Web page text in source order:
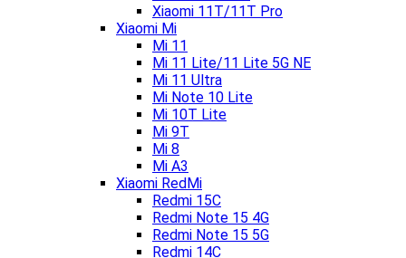
Xiaomi 11T/11T Pro
Xiaomi Mi
Mi 11
Mi 11 Lite/11 Lite 5G NE
Mi 11 Ultra
Mi Note 10 Lite
Mi 10T Lite
Mi 9T
Mi 8
Mi A3
Xiaomi RedMi
Redmi 15C
Redmi Note 15 4G
Redmi Note 15 5G
Redmi 14C